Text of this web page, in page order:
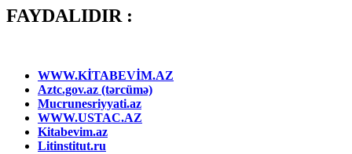
FAYDALIDIR :
WWW.KİTABEVİM.AZ
Aztc.gov.az (tərcümə)
Mucrunesriyyati.az
WWW.USTAC.AZ
Kitabevim.az
Litinstitut.ru